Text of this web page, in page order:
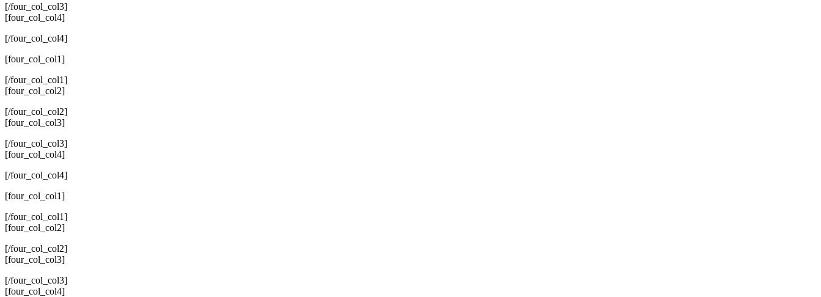
[/four_col_col3]
[four_col_col4]
[/four_col_col4]
[four_col_col1]
[/four_col_col1]
[four_col_col2]
[/four_col_col2]
[four_col_col3]
[/four_col_col3]
[four_col_col4]
[/four_col_col4]
[four_col_col1]
[/four_col_col1]
[four_col_col2]
[/four_col_col2]
[four_col_col3]
[/four_col_col3]
[four_col_col4]